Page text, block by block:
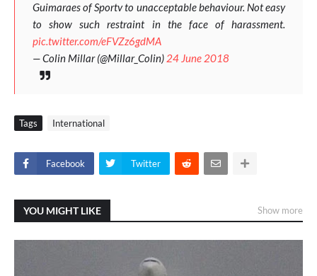
Guimaraes of Sportv to unacceptable behaviour. Not easy
to show such restraint in the face of harassment.
pic.twitter.com/eFVZz6gdMA
— Colin Millar (@Millar_Colin) 24 June 2018
Tags International
Facebook Twitter
YOU MIGHT LIKE Show more